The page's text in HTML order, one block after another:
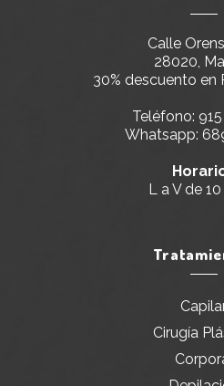
Calle
28020,
30% descuento en
Teléfono:
Whatsapp:
L a V de 10
Cirugía